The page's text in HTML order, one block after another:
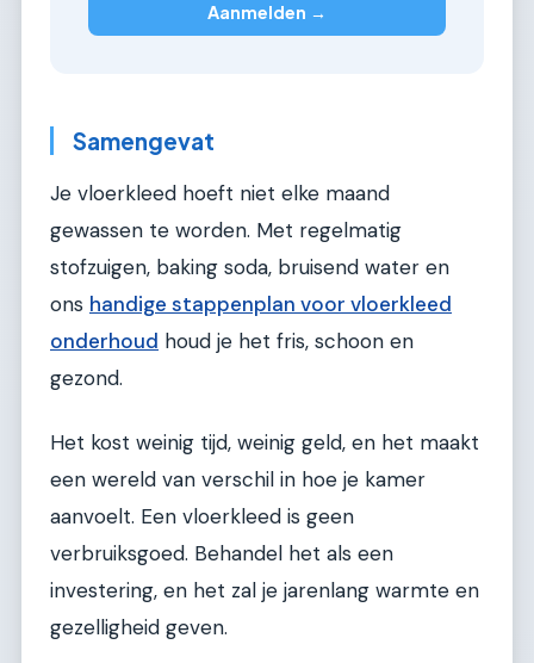
Aanmelden →
Samengevat
Je vloerkleed hoeft niet elke maand
gewassen te worden. Met regelmatig
stofzuigen, baking soda, bruisend water en
ons handige stappenplan voor vloerkleed
onderhoud houd je het fris, schoon en
gezond.
Het kost weinig tijd, weinig geld, en het maakt
een wereld van verschil in hoe je kamer
aanvoelt. Een vloerkleed is geen
verbruiksgoed. Behandel het als een
investering, en het zal je jarenlang warmte en
gezelligheid geven.